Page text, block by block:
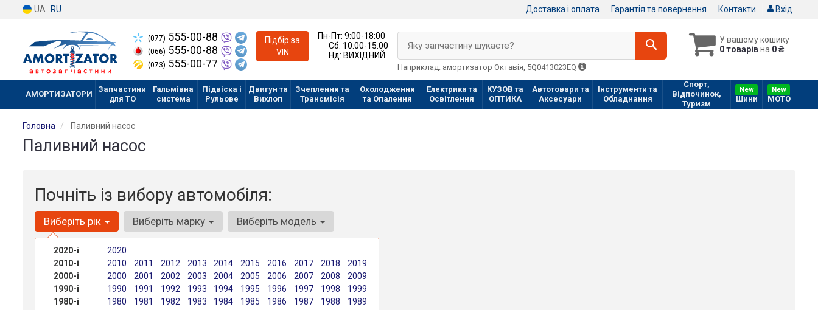
UA RU Доставка і оплата Гарантія та повернення Контакти Вхід
(077) 555-00-88
(066) 555-00-88
(073) 555-00-77
Підбір за
VIN
Пн-Пт:9:00-18:00
Сб: 10:00-15:00
Нд: ВИХІДНИЙ
У вашому кошику
0 товарівна 0 ₴
Яку запчастину шукаєте?
Наприклад: амортизатор Октавія, 5Q0413023EQ
АМОРТИЗАТОРИ
Запчастини
для ТО
Гальмівна
система
Підвіска і
Рульове
Двигун та
Вихлоп
Зчеплення та
Трансмісія
Охолодження
та Опалення
Електрика та
Освітлення
КУЗОВ та
ОПТИКА
Автотовари та
Аксесуари
Інструменти та
Обладнання
Спорт,
Відпочинок,
Туризм
New
Шини
New
МOTO
Головна Паливний насос
Паливний насос
Почніть із вибору автомобіля:
Виберіть рік
2020-і
2020
2010-і
2010 2011 2012 2013 2014 2015 2016 2017 2018
2019
2000-і
2000 2001 2002 2003 2004 2005 2006 2007 2008
2009
1990-і
1990 1991 1992 1993 1994 1995 1996 1997 1998
1999
1980-і
1980 1981 1982 1983 1984 1985 1986 1987 1988 1989
Виберіть марку Виберіть модель